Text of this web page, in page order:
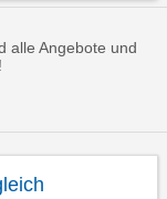
alle Angebote und